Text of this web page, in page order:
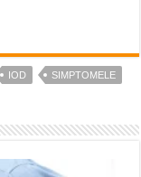
IOD SIMPTOMELE